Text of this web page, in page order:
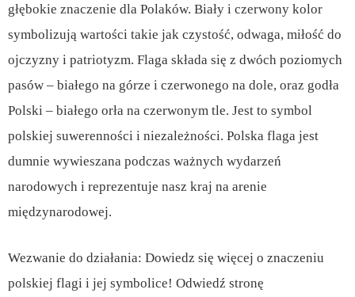
głębokie znaczenie dla Polaków. Biały i czerwony kolor
symbolizują wartości takie jak czystość, odwaga, miłość do
ojczyzny i patriotyzm. Flaga składa się z dwóch poziomych
pasów – białego na górze i czerwonego na dole, oraz godła
Polski – białego orła na czerwonym tle. Jest to symbol
polskiej suwerenności i niezależności. Polska flaga jest
dumnie wywieszana podczas ważnych wydarzeń
narodowych i reprezentuje nasz kraj na arenie
międzynarodowej.
Wezwanie do działania: Dowiedz się więcej o znaczeniu
polskiej flagi i jej symbolice! Odwiedź stronę